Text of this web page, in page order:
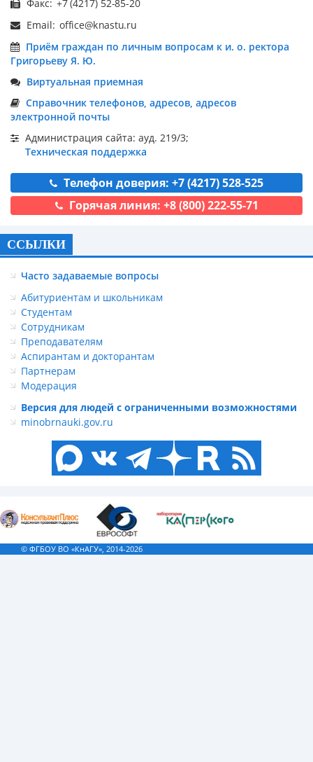
Факс:
Email:
Приём граждан по личным вопросам к и. о. ректора
Григорьеву Я. Ю.
Виртуальная приемная
Справочник телефонов, адресов, адресов
электронной почты
Администрация сайта: ауд. 219/3;
Техническая поддержка
Телефон доверия: +7 (4217) 528-525
Горячая линия: +8 (800) 222-55-71
ССЫЛКИ
Часто задаваемые вопросы
Абитуриентам и школьникам
Студентам
Сотрудникам
Преподавателям
Аспирантам и докторантам
Партнерам
Модерация
Версия для людей с ограниченными возможностями
minobrnauki.gov.ru
© ФГБОУ ВО «КнАГУ», 2014-2026